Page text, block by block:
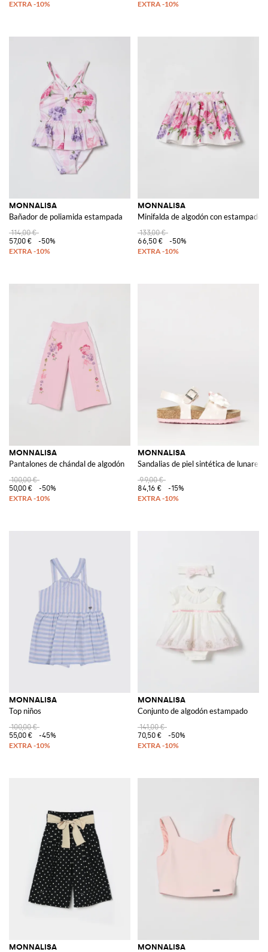
MONNALISA
Bañador de poliamida estampada
114,00 €
57,00 €
-50%
MONNALISA
Minifalda de algodón con estampado
133,00 €
66,50 €
-50%
MONNALISA
Pantalones de chándal de algodón
100,00 €
50,00 €
-50%
MONNALISA
Sandalias de piel sintética de lunares
99,00 €
84,16 €
-15%
MONNALISA
Top niños
100,00 €
55,00 €
-45%
MONNALISA
Conjunto de algodón estampado
141,00 €
70,50 €
-50%
MONNALISA MONNALISA